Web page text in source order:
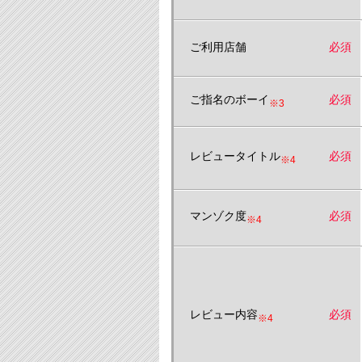
ご利用店舗 必須
ご指名のボーイ ※3 必須
レビュータイトル※4 必須
マンゾク度※4 必須
レビュー内容※4 必須